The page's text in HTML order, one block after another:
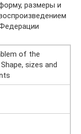
размеры и
of the
sizes and